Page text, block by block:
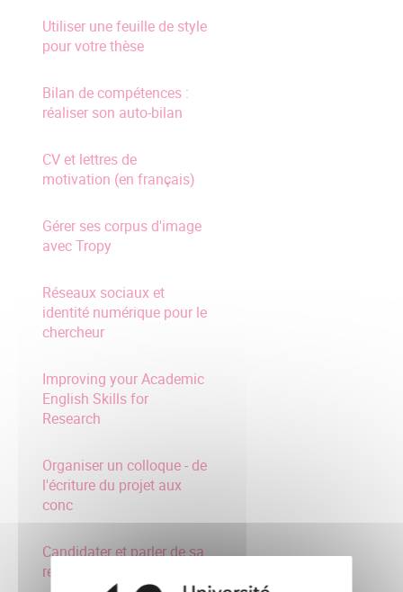
Utiliser une feuille de style
pour votre thèse
Bilan de compétences :
réaliser son auto-bilan
CV et lettres de
motivation (en français)
Gérer ses corpus d'image
avec Tropy
Réseaux sociaux et
identité numérique pour le
chercheur
Improving your Academic
English Skills for
Research
Organiser un colloque - de
l'écriture du projet aux
conc
Candidater et parler de sa
recherche en anglais :